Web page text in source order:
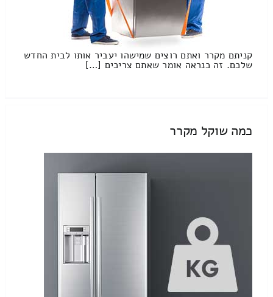
קניתם מקרר ואתם רוצים שמישהו יעביר אותו לבית החדש
שלכם. זה כנראה אומר שאתם צריכים […]
כמה שוקל מקרר